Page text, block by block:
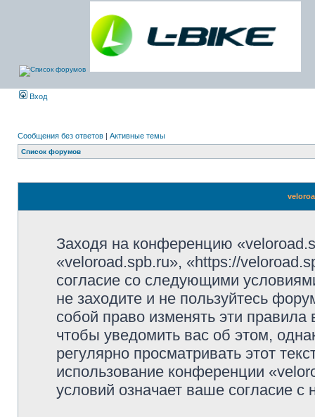
Вход
Сообщения без ответов | Активные темы
Список форумов
Заходя на конференцию
«veloroad.spb.ru», «https://
согласие со следующими
не заходите и не пользуйтесь
собой право изменять эти
чтобы уведомить вас об этом,
регулярно просматривать этот
использование конференции
условий означает ваше согласие с